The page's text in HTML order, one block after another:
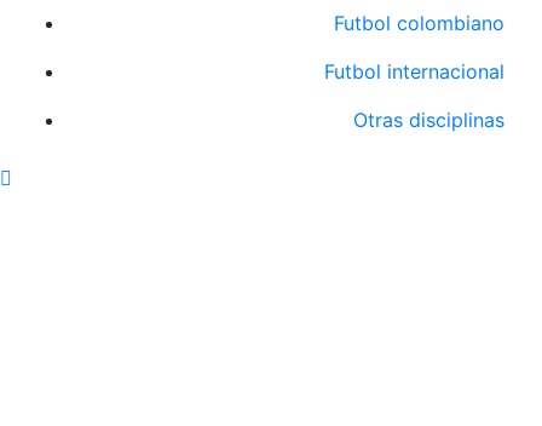
Futbol colombiano
Futbol internacional
Otras disciplinas